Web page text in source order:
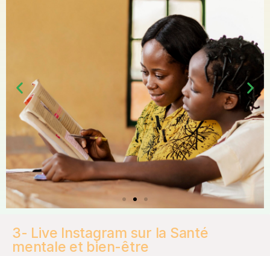
3- Live Instagram sur la Santé
mentale et bien-être​